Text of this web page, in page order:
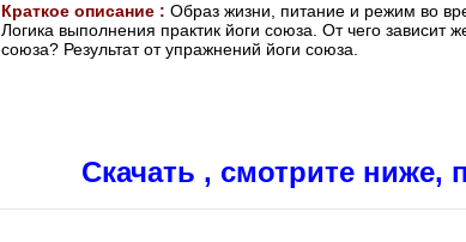
Краткое описание : Образ жизни, питание и режим во
Логика выполнения практик йоги союза. От чего зависит
союза? Результат от упражнений йоги союза.
Скачать , смотрите ниже,